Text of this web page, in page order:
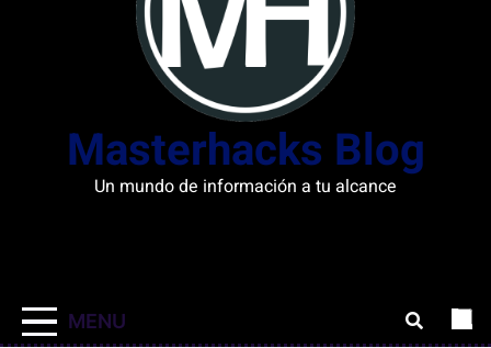
Masterhacks Blog
Un mundo de información a tu alcance
MENU